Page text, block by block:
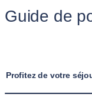
Guide de
Profitez de votre